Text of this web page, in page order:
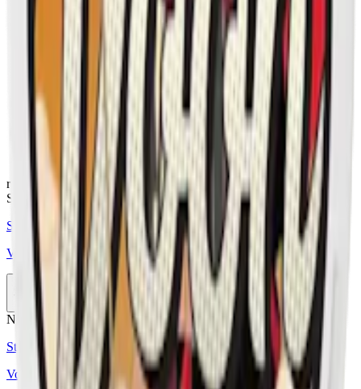
tobaksfritt snus
torr
starkt vitt snus
Format/storlek: slim
Smak:
lakrits
Ingredienser: vatten, fyllnadsmedel, nikotin samt aromer.
relaterade produkter
Stark
Styrka Stark · Slim
Velo Salty Liquorice
10-pack
359,90 kr
Nikotinfri
Styrka Nikotinfri · Slim
Voon Salted Liquorice